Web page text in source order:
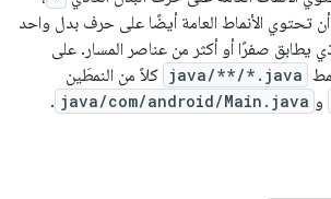
تحتوي الأنماط العامة أيضًا على حرف بدل واحد
يطابق صفرًا أو أكثر من عناصر المسار. على
java/**/*.java كلاً من النمطَين
و java/com/android/Main.java
.